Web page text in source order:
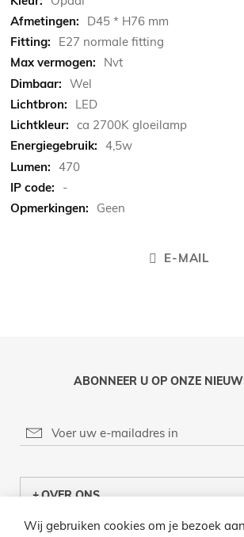
D45 * H76 mm
E27 normale fitting
Nvt
Wel
LED
ca 2700K gloeilamp
4,5w
470
-
Geen
E-MAIL
ABONNEER U OP ONZE
OVER ONS
KLANTENCENTRUM
Wij gebruiken cookies om je bezoek